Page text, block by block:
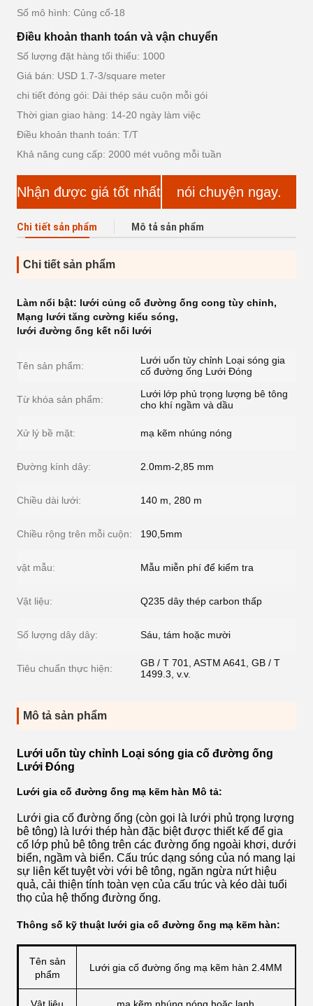
Số mô hình: Củng cố-18
Điều khoản thanh toán và vận chuyển
Số lượng đặt hàng tối thiểu: 1000
Giá bán: USD 1.7-3/square meter
chi tiết đóng gói: Dải thép sáu cuộn mỗi gói
Thời gian giao hàng: 14-20 ngày làm việc
Điều khoản thanh toán: T/T
Khả năng cung cấp: 2000 mét vuông mỗi tuần
Nhận được giá tốt nhất nói chuyện ngay.
Chi tiết sản phẩm Mô tả sản phẩm
Chi tiết sản phẩm
Làm nổi bật: lưới củng cố đường ống cong tùy chỉnh,
Mạng lưới tăng cường kiểu sóng,
lưới đường ống kết nối lưới
Tên sản phẩm:
Lưới uốn tùy chỉnh Loại sóng gia
cố đường ống Lưới Đóng
Từ khóa sản phẩm:
Lưới lớp phủ trọng lượng bê tông
cho khí ngầm và dầu
Xử lý bề mặt: mạ kẽm nhúng nóng
Đường kính dây: 2.0mm-2,85 mm
Chiều dài lưới: 140 m, 280 m
Chiều rộng trên mỗi cuộn: 190,5mm
vật mẫu: Mẫu miễn phí để kiểm tra
Vật liệu: Q235 dây thép carbon thấp
Số lượng dây dây: Sáu, tám hoặc mười
Tiêu chuẩn thực hiện:
GB / T 701, ASTM A641, GB / T
1499.3, v.v.
Mô tả sản phẩm
Lưới uốn tùy chỉnh Loại sóng gia cố đường ống
Lưới Đóng
Lưới gia cố đường ống mạ kẽm hàn Mô tả:
Lưới gia cố đường ống (còn gọi là lưới phủ trọng lượng
bê tông) là lưới thép hàn đặc biệt được thiết kế để gia
cố lớp phủ bê tông trên các đường ống ngoài khơi, dưới
biển, ngầm và biển. Cấu trúc dạng sóng của nó mang lại
sự liên kết tuyệt vời với bê tông, ngăn ngừa nứt hiệu
quả, cải thiện tính toàn vẹn của cấu trúc và kéo dài tuổi
thọ của hệ thống đường ống.
Thông số kỹ thuật lưới gia cố đường ống mạ kẽm hàn:
Tên sản
phẩm
Lưới gia cố đường ống mạ kẽm hàn 2.4MM
Vật liệu mạ kẽm nhúng nóng hoặc lạnh